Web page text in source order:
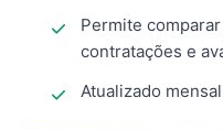
Permite
contratações e
Atualizado